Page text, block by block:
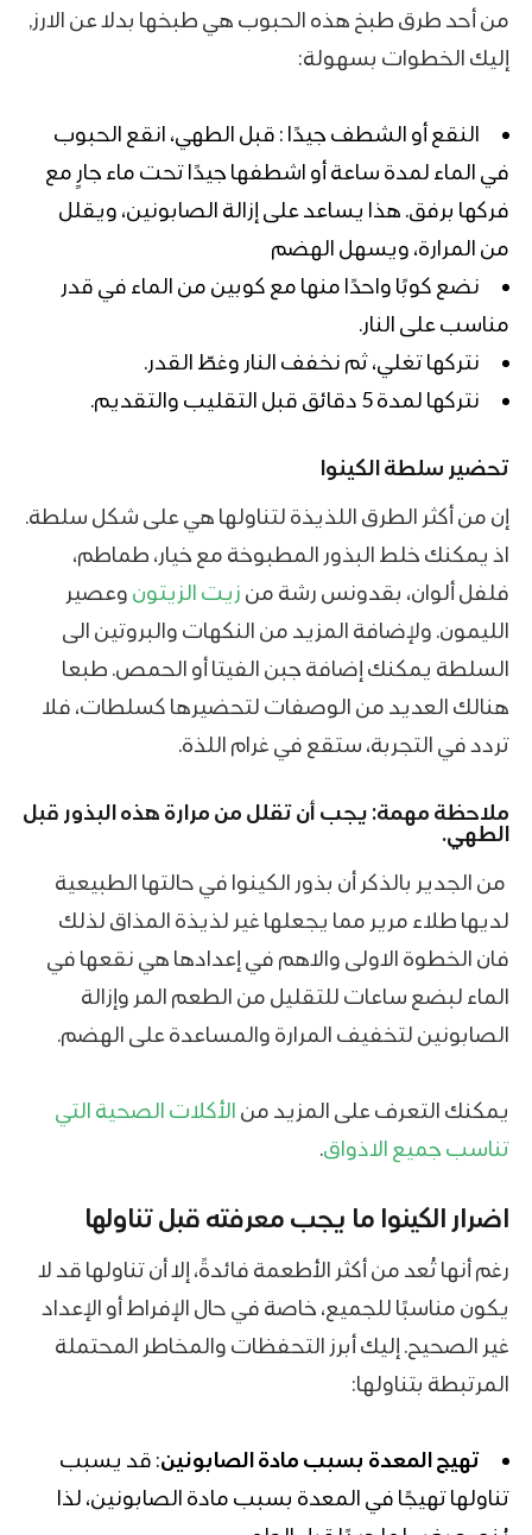
من أحد طرق طبخ هذه الحبوب هي طبخها بدلا عن الارز,
إليك الخطوات بسهولة:
النقع أو الشطف جيدًا : قبل الطهي، انقع الحبوب
في الماء لمدة ساعة أو اشطفها جيدًا تحت ماء جارٍ مع
فركها برفق. هذا يساعد على إزالة الصابونين، ويقلل
من المرارة، ويسهل الهضم
نضع كوبًا واحدًا منها مع كوبين من الماء في قدر
مناسب على النار.
نتركها تغلي، ثم نخفف النار وغطّ القدر.
نتركها لمدة 5 دقائق قبل التقليب والتقديم.
تحضير سلطة الكينوا
إن من أكثر الطرق اللذيذة لتناولها هي على شكل سلطة.
اذ يمكنك خلط البذور المطبوخة مع خيار، طماطم،
فلفل ألوان، بقدونس رشة من زيت الزيتون وعصير
الليمون. ولإضافة المزيد من النكهات والبروتين الى
السلطة يمكنك إضافة جبن الفيتا أو الحمص. طبعا
هنالك العديد من الوصفات لتحضيرها كسلطات، فلا
تردد في التجربة، ستقع في غرام اللذة.
ملاحظة مهمة: يجب أن تقلل من مرارة هذه البذور قبل
الطهي.
من الجدير بالذكر أن بذور الكينوا في حالتها الطبيعية
لديها طلاء مرير مما يجعلها غير لذيذة المذاق لذلك
فان الخطوة الاولى والاهم في إعدادها هي نقعها في
الماء لبضع ساعات للتقليل من الطعم المر وإزالة
الصابونين لتخفيف المرارة والمساعدة على الهضم.
يمكنك التعرف على المزيد من الأكلات الصحية التي
تناسب جميع الاذواق.
اضرار الكينوا ما يجب معرفته قبل تناولها
رغم أنها تُعد من أكثر الأطعمة فائدةً، إلا أن تناولها قد لا
يكون مناسبًا للجميع، خاصة في حال الإفراط أو الإعداد
غير الصحيح. إليك أبرز التحفظات والمخاطر المحتملة
المرتبطة بتناولها:
تهيج المعدة بسبب مادة الصابونين: قد يسبب
تناولها تهيجًا في المعدة بسبب مادة الصابونين، لذا